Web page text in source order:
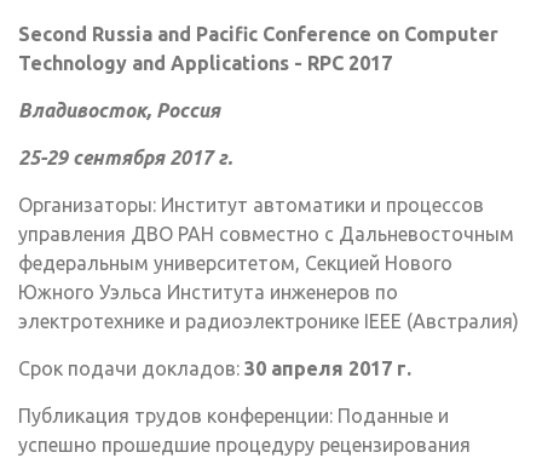
Second Russia and Pacific Conference on Computer
Technology and Applications - RPC 2017
Владивосток, Россия
25-29 сентября 2017 г.
Организаторы: Институт автоматики и процессов
управления ДВО РАН совместно с Дальневосточным
федеральным университетом, Секцией Нового
Южного Уэльса Института инженеров по
электротехнике и радиоэлектронике IEEE (Австралия)
Срок подачи докладов: 30 апреля 2017 г.
Публикация трудов конференции: Поданные и
успешно прошедшие процедуру рецензирования